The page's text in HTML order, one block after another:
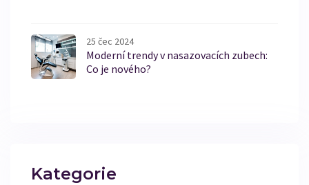
25 čec 2024
Moderní trendy v nasazovacích zubech:
Co je nového?
Kategorie